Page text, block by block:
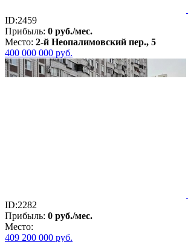
ID:2459
Прибыль: 0 руб./мес.
Место: 2-й Неопалимовский пер., 5
400 000 000 руб.
ID:2282
Прибыль: 0 руб./мес.
Место:
409 200 000 руб.